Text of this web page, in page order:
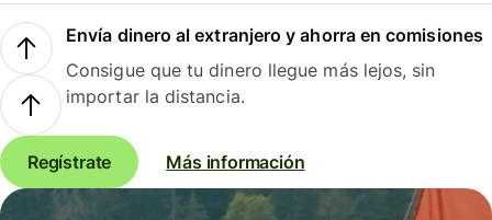
Envía dinero al extranjero y ahorra en comisiones
Consigue que tu dinero llegue más lejos, sin
importar la distancia.
Regístrate Más información